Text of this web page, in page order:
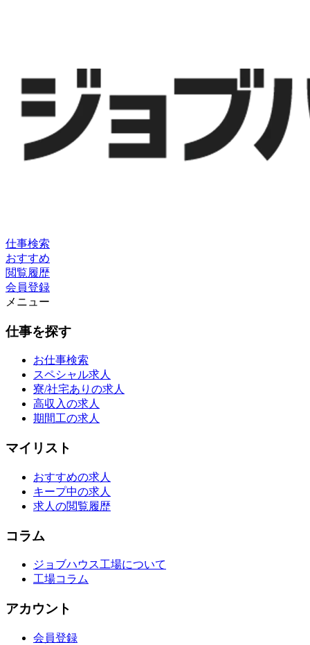
仕事検索
おすすめ
閲覧履歴
会員登録
メニュー
仕事を探す
お仕事検索
スペシャル求人
寮/社宅ありの求人
高収入の求人
期間工の求人
マイリスト
おすすめの求人
キープ中の求人
求人の閲覧履歴
コラム
ジョブハウス工場について
工場コラム
アカウント
会員登録